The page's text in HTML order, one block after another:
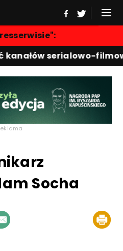
serialowo-
Socha